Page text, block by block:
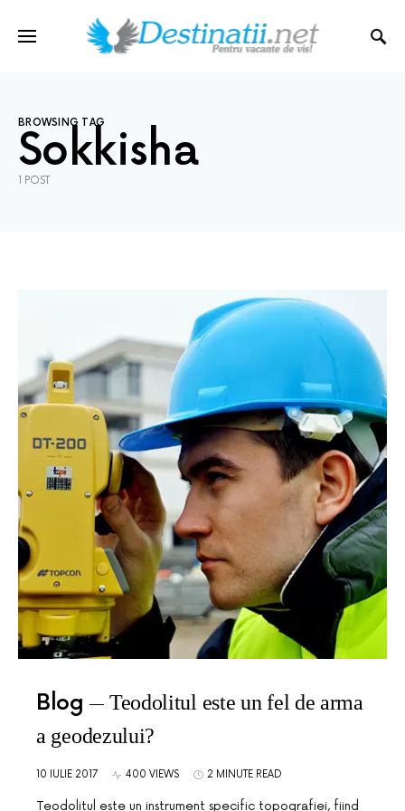
BROWSING TAG
Sokkisha
1 POST
Blog
Teodolitul este un fel de arma
a geodezului?
10 IULIE 2017 400 VIEWS 2 MINUTE READ
Teodolitul este un instrument specific topografiei, fiind